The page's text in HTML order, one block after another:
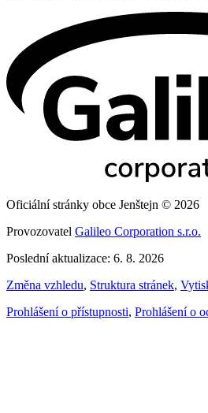
Oficiální stránky obce Jenštejn © 2026
Provozovatel Galileo Corporation s.r.o.
Poslední aktualizace: 6. 8. 2026
Změna vzhledu, Struktura stránek,
Prohlášení o přístupnosti, Prohlášení o